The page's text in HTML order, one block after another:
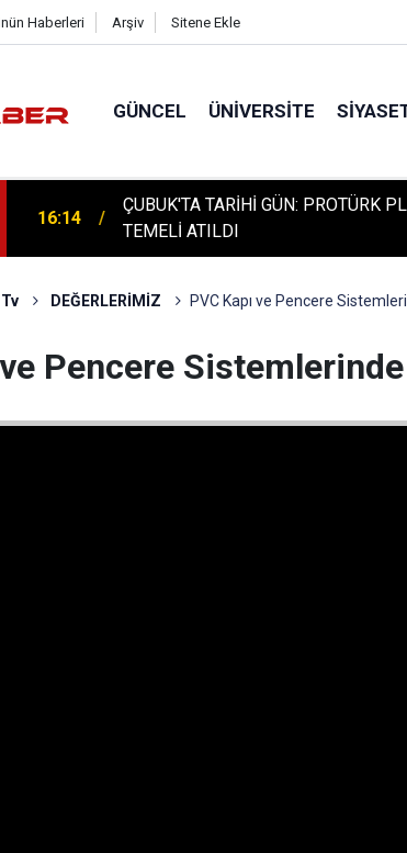
Haberleri Arşiv Sitene Ekle
GÜNCEL ÜNIVERSITE
16:14
ÇUBUK'TA TARİHİ GÜN: PROTÜRK
TEMELİ ATILDI
DEĞERLERİMİZ PVC Kapı ve Pencere
ve Pencere